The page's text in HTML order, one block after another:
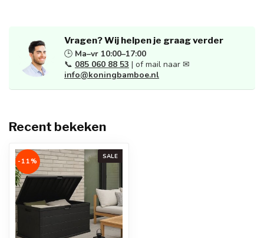
Vragen? Wij helpen je graag verder
🕒 Ma–vr 10:00–17:00
📞 085 060 88 53 | of mail naar ✉
info@koningbamboe.nl
Recent bekeken
SALE
-11%